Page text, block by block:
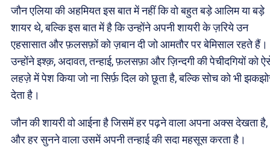
जौन एलिया की अहमियत इस बात में नहीं कि वो बहुत बड़े आलिम या बड़े
शायर थे, बल्कि इस बात में है कि उन्होंने अपनी शायरी के ज़रिये उन
एहसासात और फ़लसफ़ों को ज़बान दी जो आमतौर पर बेमिसाल रहते हैं।
उन्होंने इश्क़, अदावत, तन्हाई, फ़लसफ़ा और ज़िन्दगी की पेचीदगियों को
लहज़े में पेश किया जो ना सिर्फ़ दिल को छूता है, बल्कि सोच को भी
देता है।
जौन की शायरी वो आईना है जिसमें हर पढ़ने वाला अपना अक्स देखता है,
और हर सुनने वाला उसमें अपनी तन्हाई की सदा महसूस करता है।